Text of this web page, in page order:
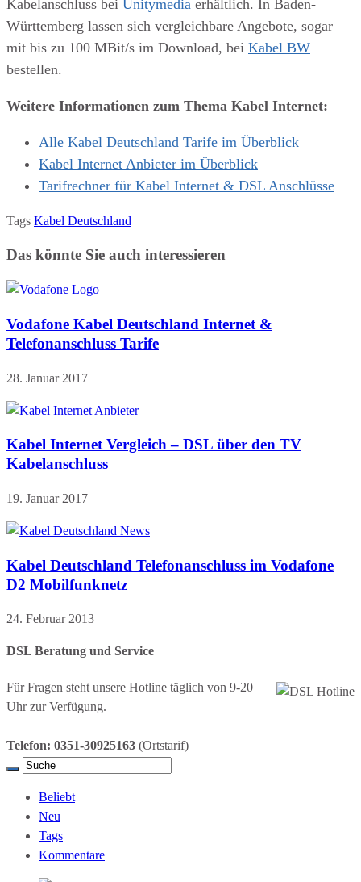
Kabelanschluss bei Unitymedia erhältlich. In Baden-
Württemberg lassen sich vergleichbare Angebote, sogar
mit bis zu 100 MBit/s im Download, bei Kabel BW
bestellen.
Weitere Informationen zum Thema Kabel Internet:
Alle Kabel Deutschland Tarife im Überblick
Kabel Internet Anbieter im Überblick
Tarifrechner für Kabel Internet & DSL Anschlüsse
Tags Kabel Deutschland
Das könnte Sie auch interessieren
Vodafone Kabel Deutschland Internet &
Telefonanschluss Tarife
28. Januar 2017
Kabel Internet Vergleich – DSL über den TV
Kabelanschluss
19. Januar 2017
Kabel Deutschland Telefonanschluss im Vodafone
D2 Mobilfunknetz
24. Februar 2013
DSL Beratung und Service
Für Fragen steht unsere Hotline täglich von 9-20
Uhr zur Verfügung.
Telefon: 0351-30925163 (Ortstarif)
Beliebt
Neu
Tags
Kommentare